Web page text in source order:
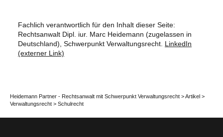
Fachlich verantwortlich für den Inhalt dieser Seite:
Rechtsanwalt Dipl. iur. Marc Heidemann (zugelassen in
Deutschland), Schwerpunkt Verwaltungsrecht. LinkedIn
(externer Link)
Heidemann Partner - Rechtsanwalt mit Schwerpunkt Verwaltungsrecht >Artikel >
Verwaltungsrecht > Schulrecht